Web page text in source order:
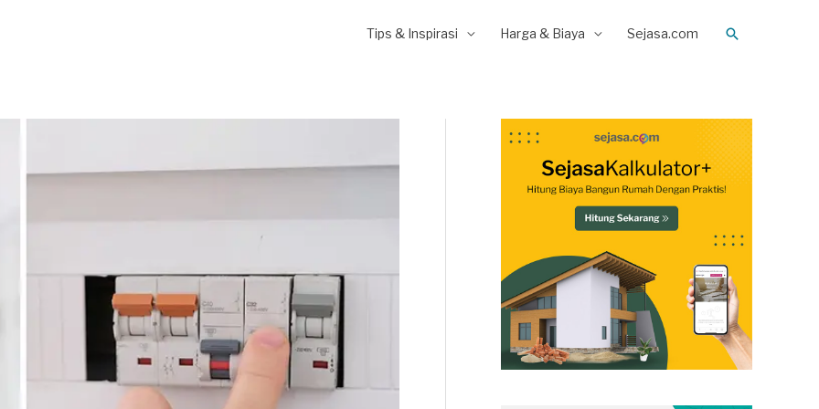
Tips & Inspirasi Harga & Biaya Sejasa.com Search